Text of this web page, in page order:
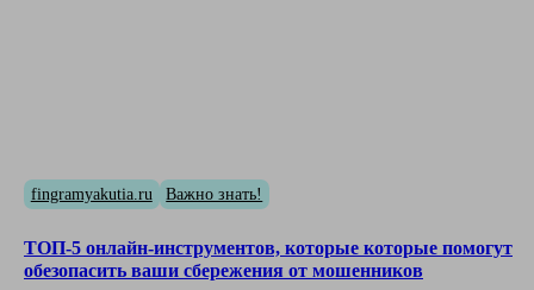
fingramyakutia.ru Важно знать!
ТОП-5 онлайн-инструментов, которые которые помогут
обезопасить ваши сбережения от мошенников